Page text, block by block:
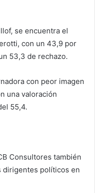
se encuentra el
con un 43,9 por
53,3 de rechazo.
con peor imagen
una valoración
55,4.
Consultores también
dirigentes políticos en